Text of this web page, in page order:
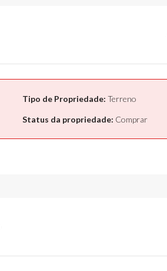
Tipo de Propriedade: Terreno
Status da propriedade: Comprar